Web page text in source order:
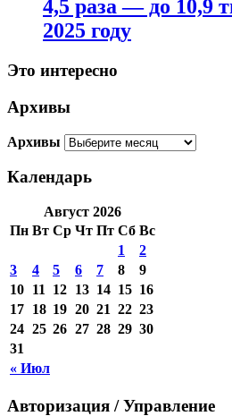
4,5 раза — до 10,9
2025 году
Это интересно
Архивы
Архивы
Календарь
Август 2026
Пн Вт Ср Чт Пт Сб Вс
« Июл
1
2
3
4 5 6 7 8
9
10 11 12 13 14 15 16
17 18 19 20 21 22 23
24 25 26 27 28 29 30
31
Авторизация / Управление